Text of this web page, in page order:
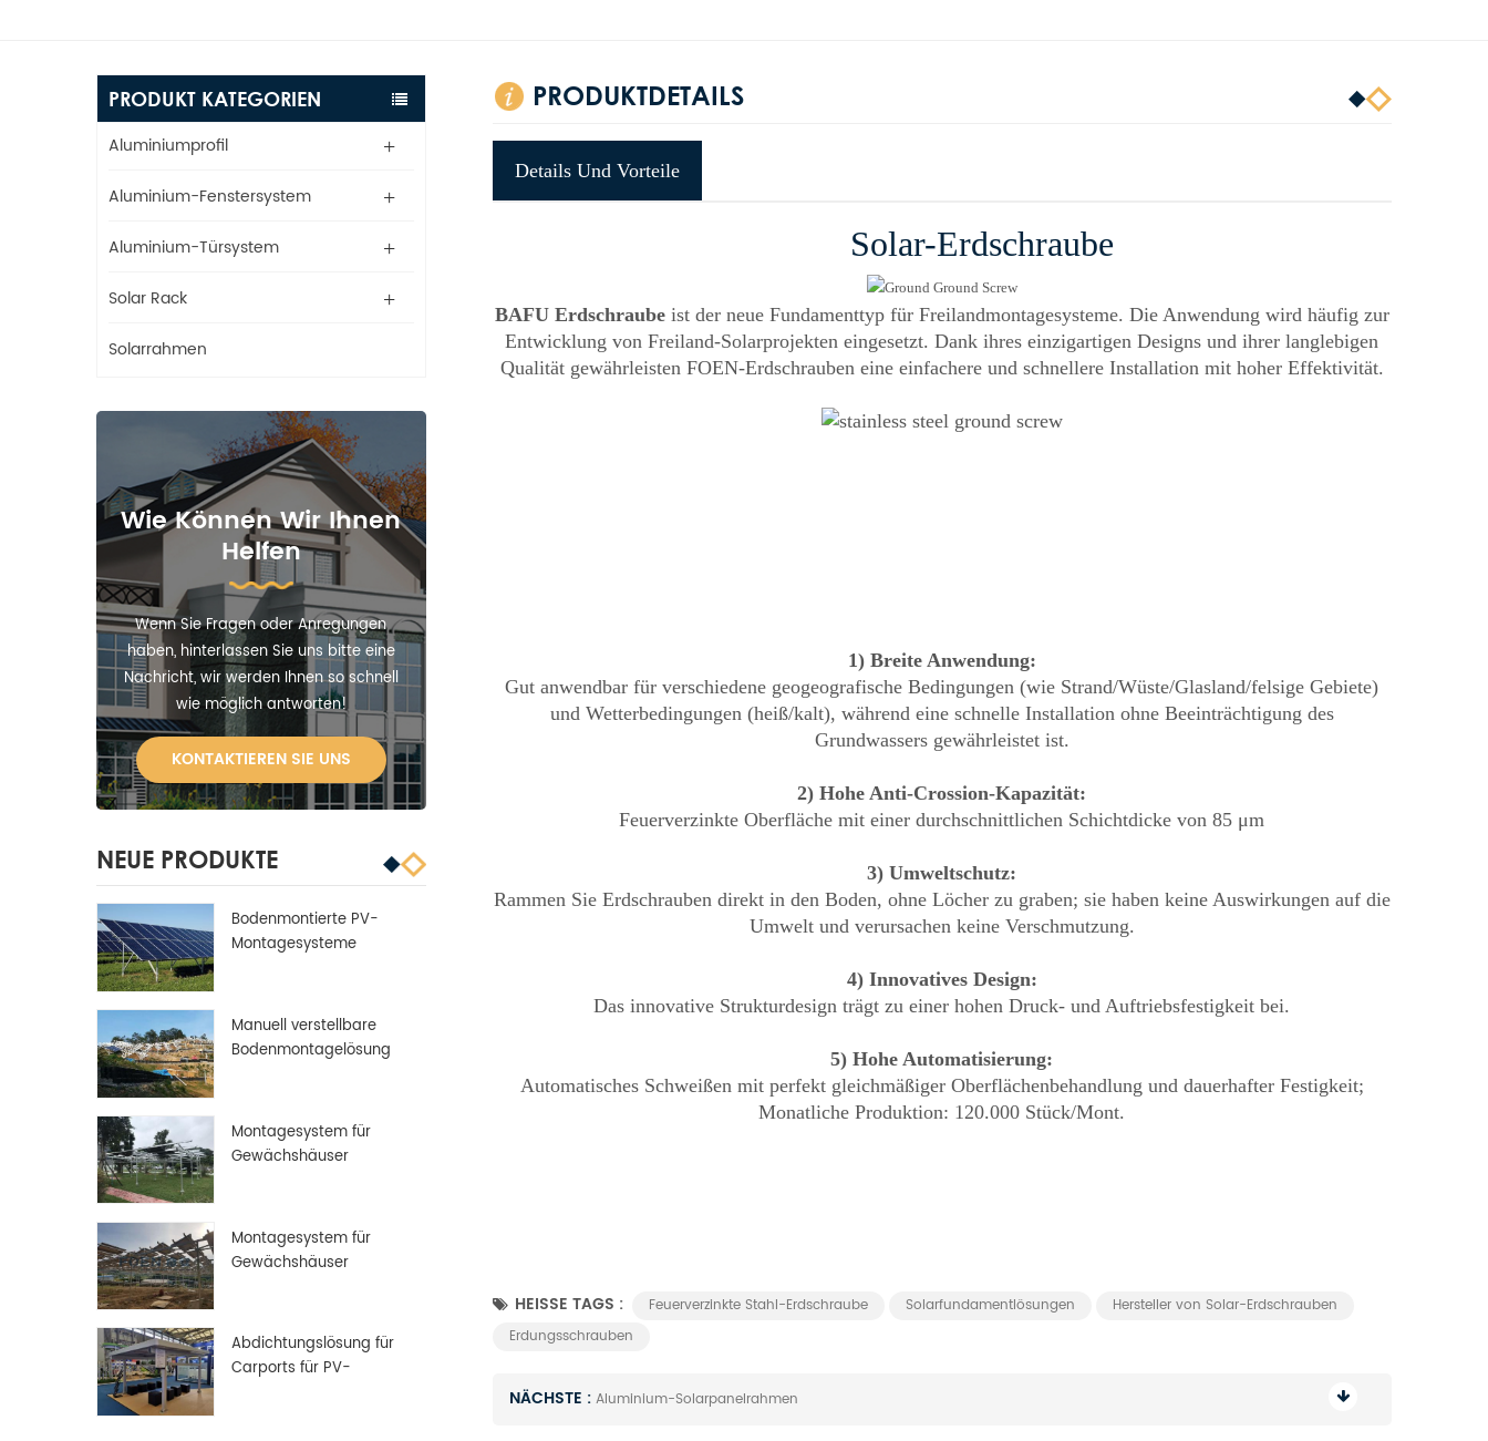
PRODUKT KATEGORIEN
Aluminiumprofil
Aluminium-Fenstersystem
Aluminium-Türsystem
Solar Rack
Solarrahmen
Wie Können Wir Ihnen
Helfen
Wenn Sie Fragen oder Anregungen
haben, hinterlassen Sie uns bitte eine
Nachricht, wir werden Ihnen so schnell
wie möglich antworten!
KONTAKTIEREN SIE UNS
NEUE PRODUKTE
Bodenmontierte PV-
Montagesysteme
Manuell verstellbare
Bodenmontagelösung
Montagesystem für
Gewächshäuser
Montagesystem für
Gewächshäuser
Abdichtungslösung für
Carports für PV-
PRODUKTDETAILS
Details Und Vorteile
Solar-Erdschraube
BAFU Erdschraube ist der neue Fundamenttyp für Freilandmontagesysteme. Die Anwendung wird häufig zur
Entwicklung von Freiland-Solarprojekten eingesetzt. Dank ihres einzigartigen Designs und ihrer langlebigen
Qualität gewährleisten FOEN-Erdschrauben eine einfachere und schnellere Installation mit hoher Effektivität.
1) Breite Anwendung:
Gut anwendbar für verschiedene geogeografische Bedingungen (wie Strand/Wüste/Glasland/felsige Gebiete)
und Wetterbedingungen (heiß/kalt), während eine schnelle Installation ohne Beeinträchtigung des
Grundwassers gewährleistet ist.
2)Hohe Anti-Crossion-Kapazität:
Feuerverzinkte Oberfläche mit einer durchschnittlichen Schichtdicke von 85 μm
3)Umweltschutz:
Rammen Sie Erdschrauben direkt in den Boden, ohne Löcher zu graben; sie haben keine Auswirkungen auf die
Umwelt und verursachen keine Verschmutzung.
4) Innovatives Design:
Das innovative Strukturdesign trägt zu einer hohen Druck- und Auftriebsfestigkeit bei.
5)Hohe Automatisierung:
Automatisches Schweißen mit perfekt gleichmäßiger Oberflächenbehandlung und dauerhafter Festigkeit;
Monatliche Produktion: 120.000 Stück/Mont.
HEISSE TAGS : Feuerverzinkte Stahl-Erdschraube Solarfundamentlösungen
Hersteller von Solar-Erdschrauben
Erdungsschrauben
NÄCHSTE : Aluminium-Solarpanelrahmen